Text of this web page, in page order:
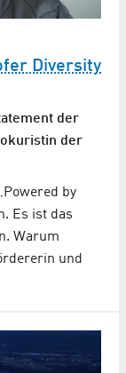
Diversity
der
der
by
Es ist das
Warum
und